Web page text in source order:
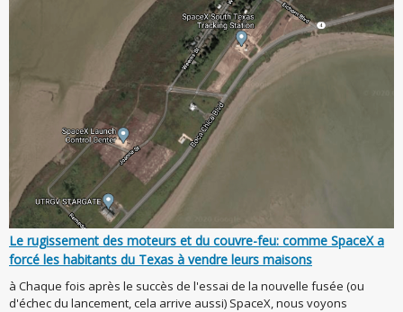
Le rugissement des moteurs et du couvre-feu: comme SpaceX a
forcé les habitants du Texas à vendre leurs maisons
à Chaque fois après le succès de l'essai de la nouvelle fusée (ou
d'échec du lancement, cela arrive aussi) SpaceX, nous voyons